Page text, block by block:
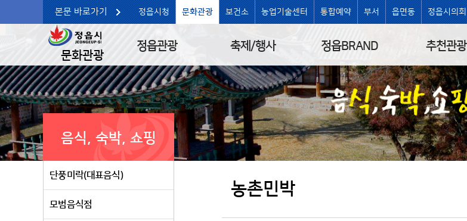
본문 바로가기 정읍시청 문화관광 보건소 농업기술센터 통합예약 부서 읍면동 정읍시의회
문화관광
정읍관광 축제/행사 정읍BRAND 추천관광
음식, 숙박, 쇼핑
단풍미락(대표음식)
모범음식점
농촌민박